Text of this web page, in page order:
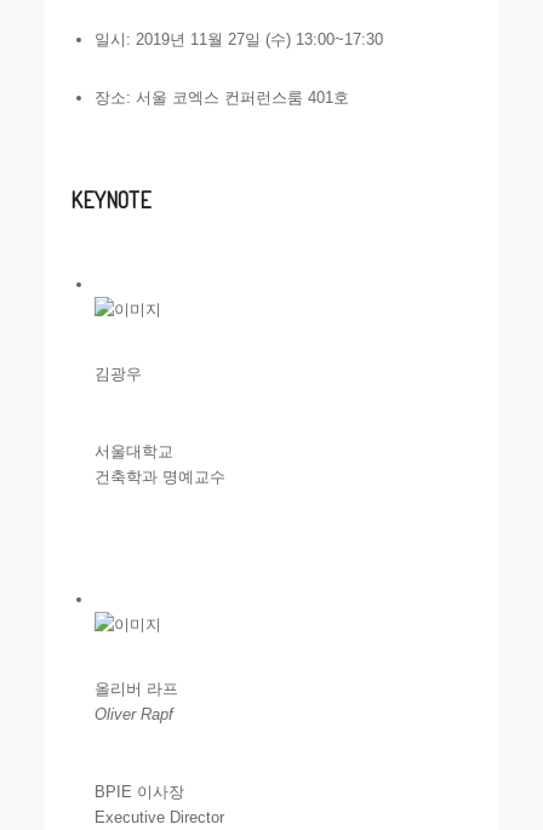
일시: 2019년 11월 27일 (수) 13:00~17:30
장소: 서울 코엑스 컨퍼런스룸 401호
KEYNOTE
김광우
서울대학교
건축학과 명예교수
올리버 라프
Oliver Rapf
BPIE 이사장
Executive Director